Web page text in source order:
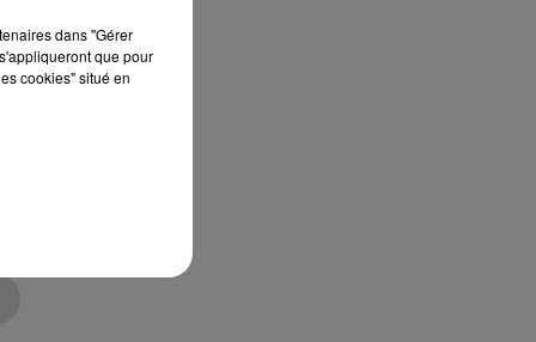
dans "Gérer
que pour
cookies" situé en